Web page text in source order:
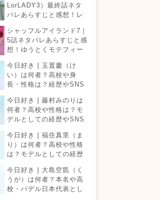
LorLADY3）最終話ネタ
バレあらすじと感想！レ
婚を考えた付き合いがで
きるのか？カップルは何
組誕生する？
シャッフルアイランド7｜
5話ネタバレあらすじと感
想！ゆうとくモテフィー
ったが暴走！？
今日好き | 玉置慶（け
い）は何者？高校や身
長・性格は？経歴やSNS
今日好き | 藤村みのりは
何者？高校や性格は？モ
デルとしての経歴やSNS
今日好き | 福住真里（ま
り）は何者？高校や性格
は？モデルとしての経歴
め！
今日好き | 大島空凱（く
うが）は何者？本名や高
校・パデル日本代表とし